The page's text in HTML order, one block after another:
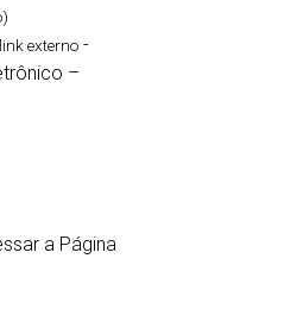
externo-
–
a Página